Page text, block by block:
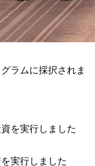
ラムに採択されま
実行しました